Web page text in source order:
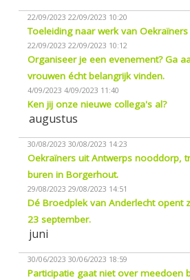
22/09/2023 22/09/2023 10:20
Toeleiding naar werk van Oekraïners
22/09/2023 22/09/2023 10:12
Organiseer je een evenement? Ga
vrouwen écht belangrijk vinden.
4/09/2023 4/09/2023 11:40
Ken jij onze nieuwe collega's al?
augustus
30/08/2023 30/08/2023 14:23
Oekraïners uit Antwerps nooddorp,
buren in Borgerhout.
29/08/2023 29/08/2023 14:51
Dé Broedplek van Anderlecht opent
23 september.
juni
30/06/2023 30/06/2023 18:59
Participatie gaat niet over meedoen